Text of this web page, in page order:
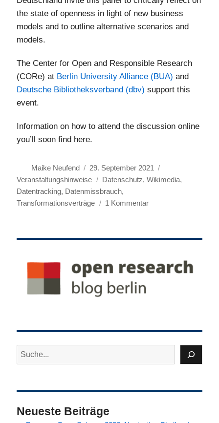
the state of openness in light of new business
models and to outline alternative scenarios and
models.
The Center for Open and Responsible Research
(CORe) at Berlin University Alliance (BUA) and
Deutsche Bibliotheksverband (dbv) support this
event.
Information on how to attend the discussion online
you’ll soon find here.
Autor
Maike Neufend
Veröffentlicht
am
29. September 2021
Veranstaltungshinweise
Schlagwörter
Datenschutz, Wikimedia,
Datentracking, Datenmissbrauch,
Transformationsverträge
1 Kommentarzu
nicht
Produkt
das
Produkt?
Suchen
Neueste Beiträge